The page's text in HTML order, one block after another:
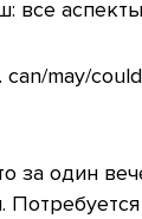
все
can/may/
за один